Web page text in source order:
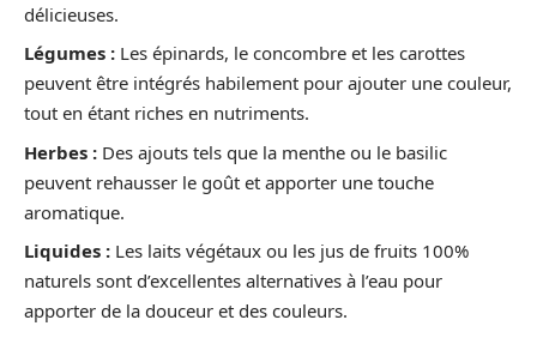
délicieuses.
Légumes : Les épinards, le concombre et les carottes
peuvent être intégrés habilement pour ajouter une couleur,
tout en étant riches en nutriments.
Herbes : Des ajouts tels que la menthe ou le basilic
peuvent rehausser le goût et apporter une touche
aromatique.
Liquides : Les laits végétaux ou les jus de fruits 100%
naturels sont d’excellentes alternatives à l’eau pour
apporter de la douceur et des couleurs.